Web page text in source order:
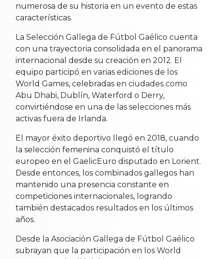
numerosa de su historia en un evento de estas
características.
La Selección Gallega de Fútbol Gaélico cuenta
con una trayectoria consolidada en el panorama
internacional desde su creación en 2012. El
equipo participó en varias ediciones de los
World Games, celebradas en ciudades como
Abu Dhabi, Dublín, Waterford o Derry,
convirtiéndose en una de las selecciones más
activas fuera de Irlanda.
El mayor éxito deportivo llegó en 2018, cuando
la selección femenina conquistó el título
europeo en el GaelicEuro disputado en Lorient.
Desde entonces, los combinados gallegos han
mantenido una presencia constante en
competiciones internacionales, logrando
también destacados resultados en los últimos
años.
Desde la Asociación Gallega de Fútbol Gaélico
subrayan que la participación en los World